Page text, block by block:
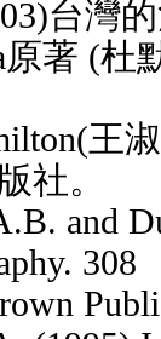
台灣
原著 (
王
社。
and
308